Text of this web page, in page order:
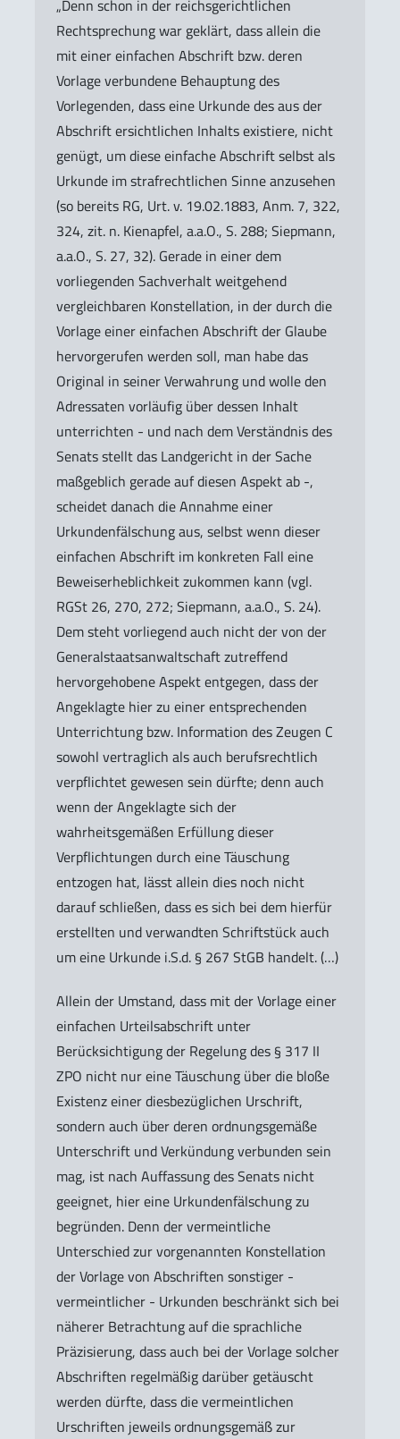
„Denn schon in der reichsgerichtlichen
Rechtsprechung war geklärt, dass allein die
mit einer einfachen Abschrift bzw. deren
Vorlage verbundene Behauptung des
Vorlegenden, dass eine Urkunde des aus der
Abschrift ersichtlichen Inhalts existiere, nicht
genügt, um diese einfache Abschrift selbst als
Urkunde im strafrechtlichen Sinne anzusehen
(so bereits RG, Urt. v. 19.02.1883, Anm. 7, 322,
324, zit. n. Kienapfel, a.a.O., S. 288; Siepmann,
a.a.O., S. 27, 32). Gerade in einer dem
vorliegenden Sachverhalt weitgehend
vergleichbaren Konstellation, in der durch die
Vorlage einer einfachen Abschrift der Glaube
hervorgerufen werden soll, man habe das
Original in seiner Verwahrung und wolle den
Adressaten vorläufig über dessen Inhalt
unterrichten - und nach dem Verständnis des
Senats stellt das Landgericht in der Sache
maßgeblich gerade auf diesen Aspekt ab -,
scheidet danach die Annahme einer
Urkundenfälschung aus, selbst wenn dieser
einfachen Abschrift im konkreten Fall eine
Beweiserheblichkeit zukommen kann (vgl.
RGSt 26, 270, 272; Siepmann, a.a.O., S. 24).
Dem steht vorliegend auch nicht der von der
Generalstaatsanwaltschaft zutreffend
hervorgehobene Aspekt entgegen, dass der
Angeklagte hier zu einer entsprechenden
Unterrichtung bzw. Information des Zeugen C
sowohl vertraglich als auch berufsrechtlich
verpflichtet gewesen sein dürfte; denn auch
wenn der Angeklagte sich der
wahrheitsgemäßen Erfüllung dieser
Verpflichtungen durch eine Täuschung
entzogen hat, lässt allein dies noch nicht
darauf schließen, dass es sich bei dem hierfür
erstellten und verwandten Schriftstück auch
um eine Urkunde i.S.d. § 267 StGB handelt. (…)
Allein der Umstand, dass mit der Vorlage einer
einfachen Urteilsabschrift unter
Berücksichtigung der Regelung des § 317 II
ZPO nicht nur eine Täuschung über die bloße
Existenz einer diesbezüglichen Urschrift,
sondern auch über deren ordnungsgemäße
Unterschrift und Verkündung verbunden sein
mag, ist nach Auffassung des Senats nicht
geeignet, hier eine Urkundenfälschung zu
begründen. Denn der vermeintliche
Unterschied zur vorgenannten Konstellation
der Vorlage von Abschriften sonstiger -
vermeintlicher - Urkunden beschränkt sich bei
näherer Betrachtung auf die sprachliche
Präzisierung, dass auch bei der Vorlage solcher
Abschriften regelmäßig darüber getäuscht
werden dürfte, dass die vermeintlichen
Urschriften jeweils ordnungsgemäß zur